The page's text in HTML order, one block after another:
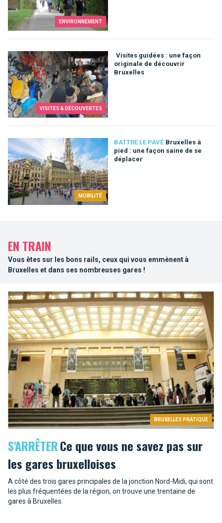
ENVIRONNEMENT
VISITES & DÉCOUVERTES
Visites guidées : une façon
originale de découvrir
Bruxelles
MOBILITÉ
BATTRE LE PAVÉ Bruxelles à
pied : une façon saine de se
déplacer
EN TRAIN
Vous êtes sur les bons rails, ceux qui vous emmènent à
Bruxelles et dans ses nombreuses gares !
BRUXELLES PRATIQUE
S'ARRÊTERCe que vous ne savez pas sur
les gares bruxelloises
A côté des trois gares principales de la jonction Nord-Midi, qui sont
les plus fréquentées de la région, on trouve une trentaine de
gares à Bruxelles.